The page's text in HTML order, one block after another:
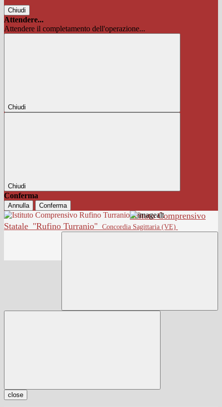
Chiudi
Attendere...
Attendere il completamento dell'operazione...
Chiudi
Chiudi
Conferma
Annulla Conferma
Istituto Comprensivo
Statale "Rufino Turranio" Concordia Sagittaria (VE)
close